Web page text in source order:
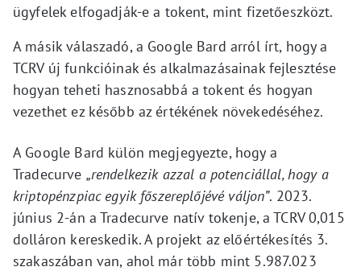
ügyfelek elfogadják-e a tokent, mint fizetőeszközt.
A másik válaszadó, a Google Bard arról írt, hogy a
TCRV új funkcióinak és alkalmazásainak fejlesztése
hogyan teheti hasznosabbá a tokent és hogyan
vezethet ez később az értékének növekedéséhez.
A Google Bard külön megjegyezte, hogy a
Tradecurve „rendelkezik azzal a potenciállal, hogy a
kriptopénzpiac egyik főszereplőjévé váljon”. 2023.
június 2-án a Tradecurve natív tokenje, a TCRV 0,015
dolláron kereskedik. A projekt az előértékesítés 3.
szakaszában van, ahol már több mint 5.987.023